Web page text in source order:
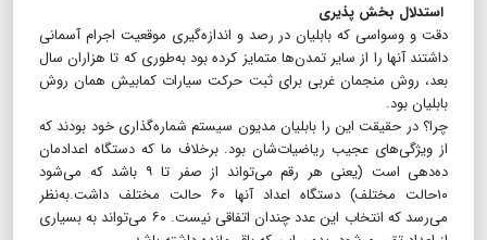
استدلال بخش پذیری
دقت و وسواسی که بابلیان در رصد و اندازه‌گیری موقعیت اجرام آسمانی
داشتند آنها را از سایر تمدن‌ها متمایز کرده بود به‌طوری که تا هزاران سال
بعد، روش منجمان غربی برای ثبت حرکت سیارات کمابیش همان روش
بابلیان بود.
چرا؟ در حقیقت این را بابلیان مدیون سیستم شماره‌گذاری خود بودند که
از ویژگی‌های عجیب ریاضیات‌شان بود. برخلاف ما که دستگاه اعدادمان
ده‌دهی است (یعنی هر رقم می‌تواند از صفر تا ۹ باشد که می‌شود
۱۰حالت مختلف) دستگاه اعداد آنها ۶۰ حالت مختلف داشت.به‌نظر
می‌رسد که انتخاب این عدد چندان اتفاقی نیست. ۶۰ می‌تواند به بسیاری